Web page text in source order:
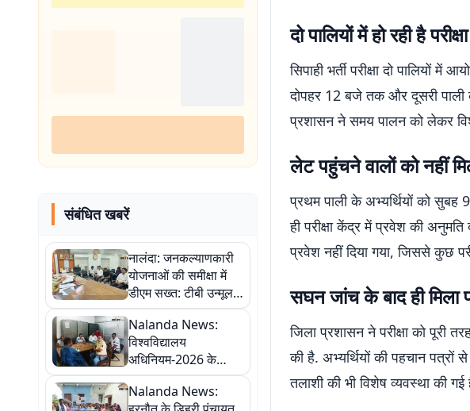
संबंधित खबरें
नालंदा: जनकल्याणकारी
योजनाओं की समीक्षा में
डीएम सख्त: टीबी उन्मूलन,
स्वच्छता, राशन कार्ड और
राजस्व मामलों में समयबद्ध
कार्रवाई के निर्देश
Nalanda News:
विश्वविद्यालय
अधिनियम-2026 के
विरोध में एस.यू. कॉलेज के
शिक्षक-कर्मचारी
Nalanda News:
दो पालियों में हो रही है परीक्षा
सिपाही भर्ती परीक्षा दो पालियों
दोपहर 12 बजे तक और दूसरी पाली
प्रशासन ने समय पालन को लेकर
लेट पहुंचने वालों को नहीं
प्रथम पाली के अभ्यर्थियों को सुबह
ही परीक्षा केंद्र में प्रवेश की
प्रवेश नहीं दिया गया, जिससे कुछ
सघन जांच के बाद ही मिला
जिला प्रशासन ने परीक्षा को पूरी
की है. अभ्यर्थियों की पहचान पत्रों
तलाशी की भी विशेष व्यवस्था की गई